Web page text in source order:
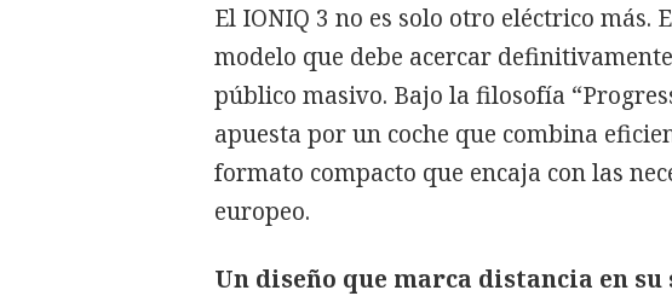
El IONIQ 3 no es solo otro eléctrico más.
modelo que debe acercar
público masivo. Bajo la filosofía
apuesta por un coche que combina
formato compacto que encaja con las
europeo.
Un diseño que marca distancia en su